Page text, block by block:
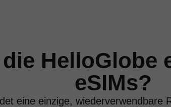
HelloGlobe
eSIMs?
eine einzige, wiederverwendbare